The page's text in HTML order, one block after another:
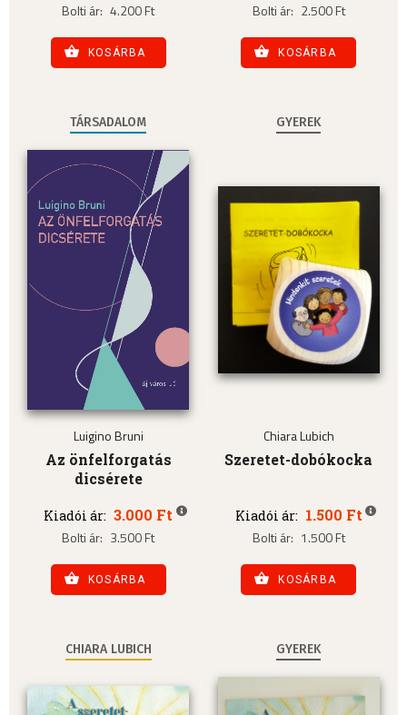
Bolti ár: 4.200 Ft
KOSÁRBA
Bolti ár: 2.500 Ft
KOSÁRBA
TÁRSADALOM
Luigino Bruni
Az önfelforgatás
dicsérete
Kiadói ár: 3.000 Ft
Bolti ár: 3.500 Ft
KOSÁRBA
GYEREK
Chiara Lubich
Szeretet-dobókocka
Kiadói ár: 1.500 Ft
Bolti ár: 1.500 Ft
KOSÁRBA
CHIARA LUBICH GYEREK